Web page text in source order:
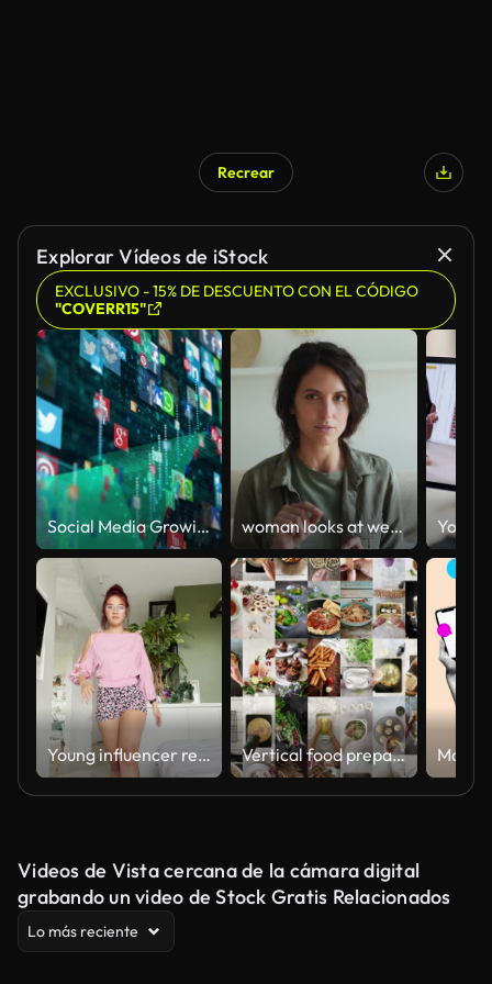
Recrear
Explorar Vídeos de iStock
EXCLUSIVO - 15% DE DESCUENTO CON EL CÓDIGO
"COVERR15"
Social Media Growing Chart woman looks at webcam records new videoblog, makes a motivational speech
Young influencer recording video for her social media account Vertical food preparation blog montage for social media montage
Videos de Vista cercana de la cámara digital
grabando un video de Stock Gratis Relacionados
Lo más reciente